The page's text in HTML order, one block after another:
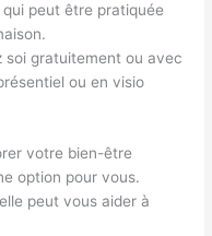
qui peut être pratiquée
soi gratuitement ou avec
ou en visio
votre bien-être
option pour vous.
peut vous aider à